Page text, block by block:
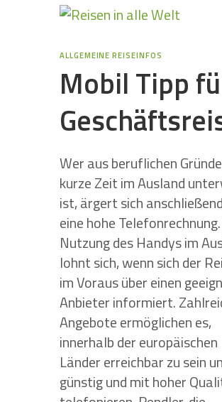
ALLGEMEINE REISEINFOS
Mobil Tipp
Wer aus beruflichen
kurze Zeit im Ausland
ist, ärgert sich
eine hohe
Nutzung des Handys im
lohnt sich, wenn sich der
im Voraus über einen
Anbieter informiert.
Angebote ermöglichen es,
innerhalb der europäischen
Länder erreichbar zu sein
günstig und mit hoher